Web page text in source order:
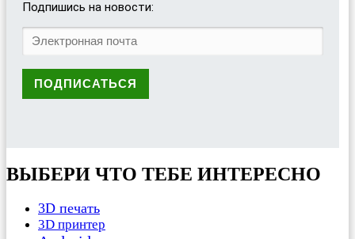
Подпишись на новости:
ВЫБЕРИ ЧТО ТЕБЕ ИНТЕРЕСНО
3D печать
3D принтер